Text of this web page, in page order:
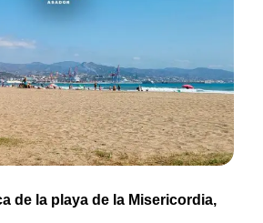
de la playa de la Misericordia,